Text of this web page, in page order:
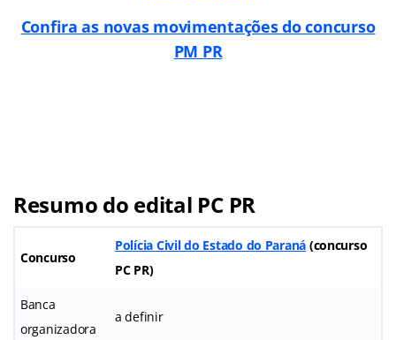
Confira as novas movimentações do concurso
PM PR
Resumo do edital PC PR
Concurso
Polícia Civil do Estado do Paraná (concurso
PC PR)
Banca
organizadora
a definir